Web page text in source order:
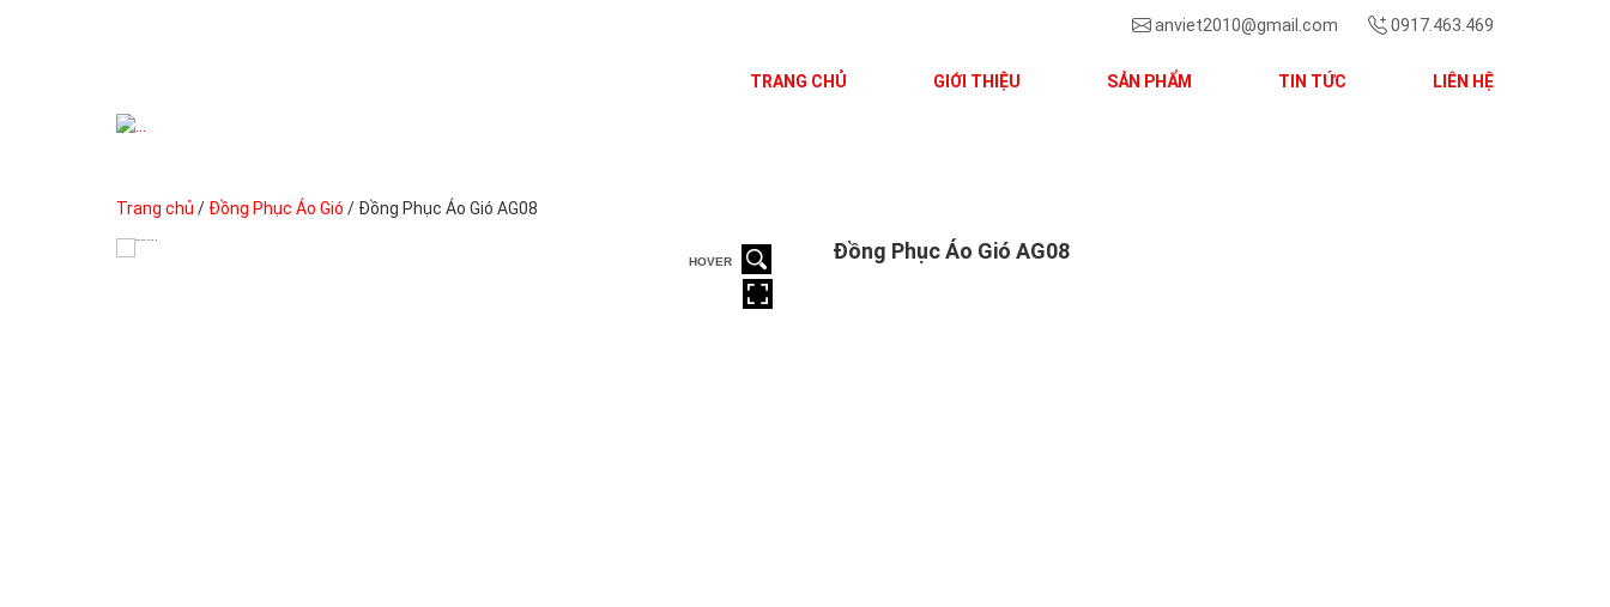
anviet2010@gmail.com 0917.463.469
TRANG CHỦ GIỚI THIỆU SẢN PHẨM TIN TỨC LIÊN HỆ
Trang chủ / Đồng Phục Áo Gió / Đồng Phục Áo Gió AG08
HOVER Đồng Phục Áo Gió AG08